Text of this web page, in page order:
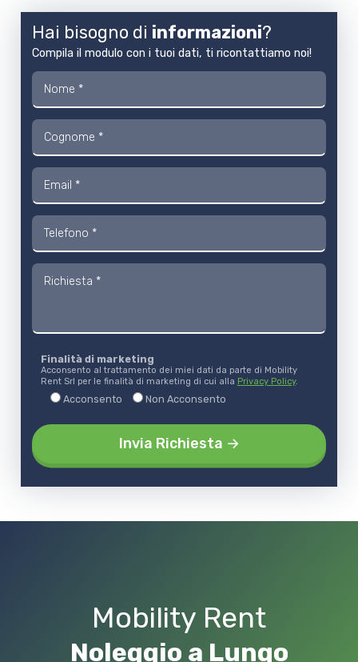
Hai bisogno di informazioni?
Compila il modulo con i tuoi dati, ti ricontattiamo noi!
Finalità di marketing
Acconsento al trattamento dei miei dati da parte di Mobility
Rent Srl per le finalità di marketing di cui alla Privacy Policy.
Acconsento Non Acconsento
Mobility Rent
Noleggio a Lungo